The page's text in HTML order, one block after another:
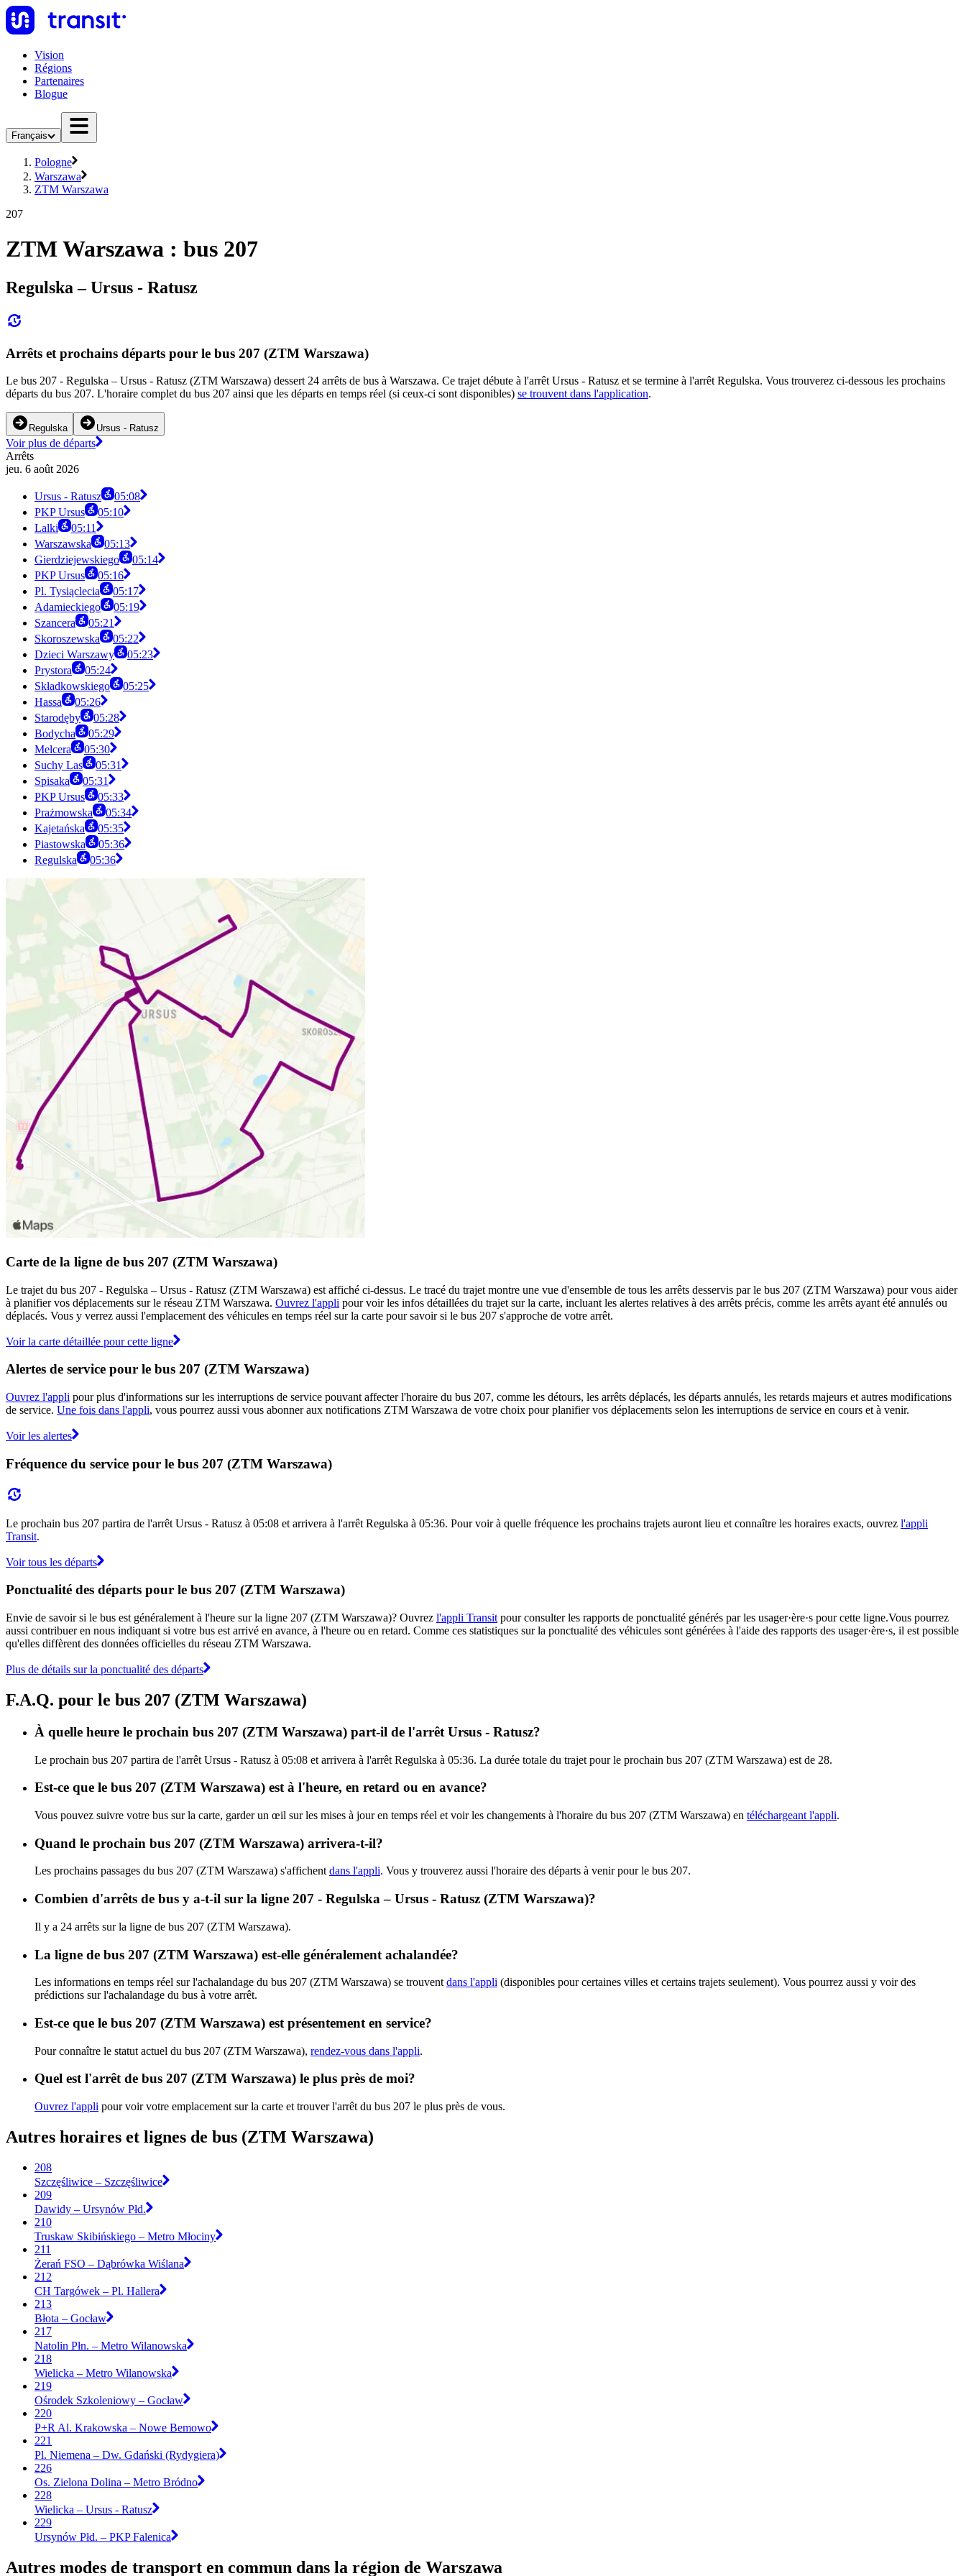
Vision
Régions
Partenaires
Blogue
Français
Pologne
Warszawa
ZTM Warszawa
207
ZTM Warszawa : bus 207
Regulska – Ursus - Ratusz
Arrêts et prochains départs pour le bus 207 (ZTM Warszawa)
Le bus 207 - Regulska – Ursus - Ratusz (ZTM Warszawa) dessert 24 arrêts de bus à Warszawa. Ce trajet débute à l'arrêt Ursus - Ratusz et se termine à l'arrêt Regulska. Vous trouverez ci-dessous les prochains
départs du bus 207. L'horaire complet du bus 207 ainsi que les départs en temps réel (si ceux-ci sont disponibles) se trouvent dans l'application.
Regulska Ursus - Ratusz
Voir plus de départs
Arrêts
jeu. 6 août 2026
Ursus - Ratusz
05:08
PKP Ursus
05:10
Lalki
05:11
Warszawska
05:13
Gierdziejewskiego
05:14
PKP Ursus
05:16
Pl. Tysiąclecia
05:17
Adamieckiego
05:19
Szancera
05:21
Skoroszewska
05:22
Dzieci Warszawy
05:23
Prystora
05:24
Składkowskiego
05:25
Hassa
05:26
Starodęby
05:28
Bodycha
05:29
Melcera
05:30
Suchy Las
05:31
Spisaka
05:31
PKP Ursus
05:33
Prażmowska
05:34
Kajetańska
05:35
Piastowska
05:36
Regulska
05:36
Carte de la ligne de bus 207 (ZTM Warszawa)
Le trajet du bus 207 - Regulska – Ursus - Ratusz (ZTM Warszawa) est affiché ci-dessus. Le tracé du trajet montre une vue d'ensemble de tous les arrêts desservis par le bus 207 (ZTM Warszawa) pour vous aider
à planifier vos déplacements sur le réseau ZTM Warszawa. Ouvrez l'appli pour voir les infos détaillées du trajet sur la carte, incluant les alertes relatives à des arrêts précis, comme les arrêts ayant été annulés ou
déplacés. Vous y verrez aussi l'emplacement des véhicules en temps réel sur la carte pour savoir si le bus 207 s'approche de votre arrêt.
Voir la carte détaillée pour cette ligne
Alertes de service pour le bus 207 (ZTM Warszawa)
Ouvrez l'appli pour plus d'informations sur les interruptions de service pouvant affecter l'horaire du bus 207, comme les détours, les arrêts déplacés, les départs annulés, les retards majeurs et autres modifications
de service. Une fois dans l'appli, vous pourrez aussi vous abonner aux notifications ZTM Warszawa de votre choix pour planifier vos déplacements selon les interruptions de service en cours et à venir.
Voir les alertes
Fréquence du service pour le bus 207 (ZTM Warszawa)
Le prochain bus 207 partira de l'arrêt Ursus - Ratusz à 05:08 et arrivera à l'arrêt Regulska à 05:36. Pour voir à quelle fréquence les prochains trajets auront lieu et connaître les horaires exacts, ouvrez l'appli
Transit.
Voir tous les départs
Ponctualité des départs pour le bus 207 (ZTM Warszawa)
Envie de savoir si le bus est généralement à l'heure sur la ligne 207 (ZTM Warszawa)? Ouvrez l'appli Transit pour consulter les rapports de ponctualité générés par les usager·ère·s pour cette ligne.Vous pourrez
aussi contribuer en nous indiquant si votre bus est arrivé en avance, à l'heure ou en retard. Comme ces statistiques sur la ponctualité des véhicules sont générées à l'aide des rapports des usager·ère·s, il est possible
qu'elles diffèrent des données officielles du réseau ZTM Warszawa.
Plus de détails sur la ponctualité des départs
F.A.Q. pour le bus 207 (ZTM Warszawa)
À quelle heure le prochain bus 207 (ZTM Warszawa) part-il de l'arrêt Ursus - Ratusz?
Le prochain bus 207 partira de l'arrêt Ursus - Ratusz à 05:08 et arrivera à l'arrêt Regulska à 05:36. La durée totale du trajet pour le prochain bus 207 (ZTM Warszawa) est de 28.
Est-ce que le bus 207 (ZTM Warszawa) est à l'heure, en retard ou en avance?
Vous pouvez suivre votre bus sur la carte, garder un œil sur les mises à jour en temps réel et voir les changements à l'horaire du bus 207 (ZTM Warszawa) en téléchargeant l'appli.
Quand le prochain bus 207 (ZTM Warszawa) arrivera-t-il?
Les prochains passages du bus 207 (ZTM Warszawa) s'affichent dans l'appli. Vous y trouverez aussi l'horaire des départs à venir pour le bus 207.
Combien d'arrêts de bus y a-t-il sur la ligne 207 - Regulska – Ursus - Ratusz (ZTM Warszawa)?
Il y a 24 arrêts sur la ligne de bus 207 (ZTM Warszawa).
La ligne de bus 207 (ZTM Warszawa) est-elle généralement achalandée?
Les informations en temps réel sur l'achalandage du bus 207 (ZTM Warszawa) se trouvent dans l'appli (disponibles pour certaines villes et certains trajets seulement). Vous pourrez aussi y voir des
prédictions sur l'achalandage du bus à votre arrêt.
Est-ce que le bus 207 (ZTM Warszawa) est présentement en service?
Pour connaître le statut actuel du bus 207 (ZTM Warszawa), rendez-vous dans l'appli.
Quel est l'arrêt de bus 207 (ZTM Warszawa) le plus près de moi?
Ouvrez l'appli pour voir votre emplacement sur la carte et trouver l'arrêt du bus 207 le plus près de vous.
Autres horaires et lignes de bus (ZTM Warszawa)
208
Szczęśliwice – Szczęśliwice
209
Dawidy – Ursynów Płd.
210
Truskaw Skibińskiego – Metro Młociny
211
Żerań FSO – Dąbrówka Wiślana
212
CH Targówek – Pl. Hallera
213
Błota – Gocław
217
Natolin Płn. – Metro Wilanowska
218
Wielicka – Metro Wilanowska
219
Ośrodek Szkoleniowy – Gocław
220
P+R Al. Krakowska – Nowe Bemowo
221
Pl. Niemena – Dw. Gdański (Rydygiera)
226
Os. Zielona Dolina – Metro Bródno
228
Wielicka – Ursus - Ratusz
229
Ursynów Płd. – PKP Falenica
Autres modes de transport en commun dans la région de Warszawa